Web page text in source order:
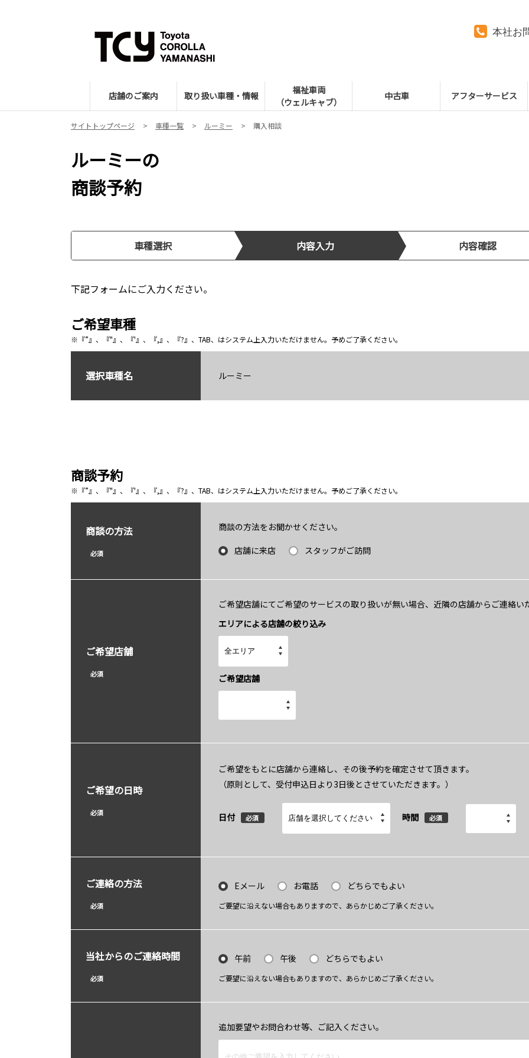
本社お
店舗のご案内 取り扱い車種・情報
福祉車両
（ウェルキャブ）
中古車 アフターサービス
サイトトップページ 車種一覧 ルーミー 購入相談
ルーミーの
商談予約
車種選択 内容入力 内容確認
下記フォームにご入力ください。
ご希望車種
※『”』、『"』、『'』、『,』、『?』、TAB、はシステム上入力いただけません。予めご了承ください。
選択車種名 ルーミー
商談予約
※『”』、『"』、『'』、『,』、『?』、TAB、はシステム上入力いただけません。予めご了承ください。
商談の方法
必須
商談の方法をお聞かせください。
店舗に来店
スタッフがご訪問
ご希望店舗
必須
ご希望店舗にてご希望のサービスの取り扱いが無い場合、近隣の店舗からご連絡い
エリアによる店舗の絞り込み
ご希望店舗
ご希望の日時
必須
ご希望をもとに店舗から連絡し、その後予約を確定させて頂きます。
（原則として、受付申込日より3日後とさせていただきます。）
日付 必須 時間 必須
ご連絡の方法
必須
Eメール お電話 どちらでもよい
ご要望に沿えない場合もありますので、あらかじめご了承ください。
当社からのご連絡時間
必須
午前 午後 どちらでもよい
ご要望に沿えない場合もありますので、あらかじめご了承ください。
追加要望やお問合わせ等、ご記入ください。